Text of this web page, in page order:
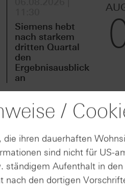
Siemens hebt
nach starkem
dritten Quartal
den
Ergebnisausblick
an
Risikohinweis ist Teil der
müssen Anlegerinnen und
um weiterhin mit Turbo-
korrekt beantwortet
/
ihren dauerhaften
sind nicht für US-
ständigem Aufenthalt in
den dortigen